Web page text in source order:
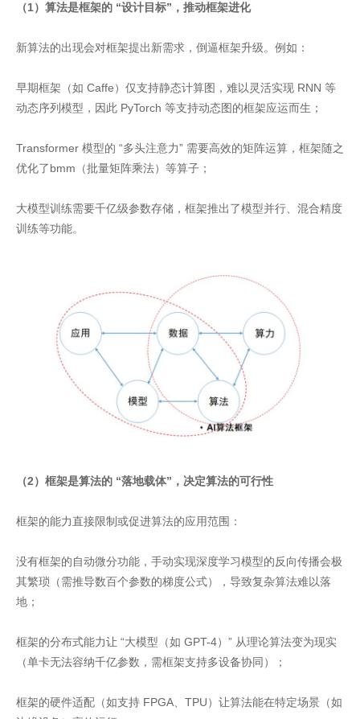
（1）算法是框架的 “设计目标”，推动框架进化
新算法的出现会对框架提出新需求，倒逼框架升级。例如：
早期框架（如 Caffe）仅支持静态计算图，难以灵活实现 RNN 等
动态序列模型，因此 PyTorch 等支持动态图的框架应运而生；
Transformer 模型的 “多头注意力” 需要高效的矩阵运算，框架随之
优化了bmm（批量矩阵乘法）等算子；
大模型训练需要千亿级参数存储，框架推出了模型并行、混合精度
训练等功能。
（2）框架是算法的 “落地载体”，决定算法的可行性
框架的能力直接限制或促进算法的应用范围：
没有框架的自动微分功能，手动实现深度学习模型的反向传播会极
其繁琐（需推导数百个参数的梯度公式），导致复杂算法难以落
地；
框架的分布式能力让 “大模型（如 GPT-4）” 从理论算法变为现实
（单卡无法容纳千亿参数，需框架支持多设备协同）；
框架的硬件适配（如支持 FPGA、TPU）让算法能在特定场景（如